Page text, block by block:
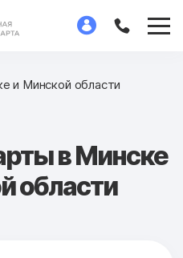
и Минской области
в Минске
области